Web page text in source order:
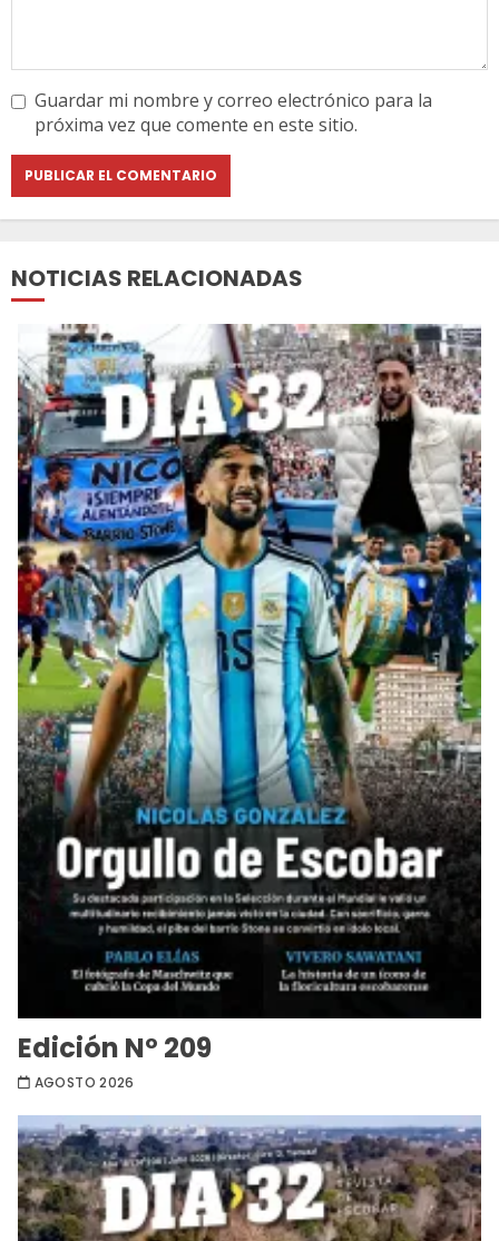
Guardar mi nombre y correo electrónico para la
próxima vez que comente en este sitio.
NOTICIAS RELACIONADAS
Edición Nº 209
AGOSTO 2026